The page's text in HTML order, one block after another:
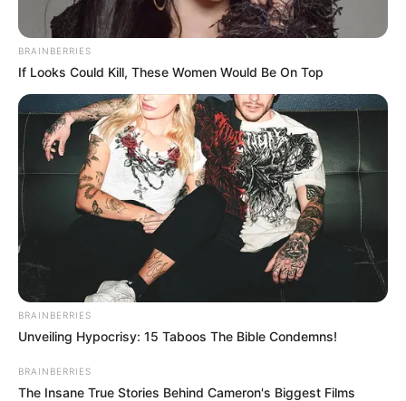
BRAINBERRIES
If Looks Could Kill, These Women Would Be On Top
BRAINBERRIES
Unveiling Hypocrisy: 15 Taboos The Bible Condemns!
BRAINBERRIES
The Insane True Stories Behind Cameron's Biggest Films